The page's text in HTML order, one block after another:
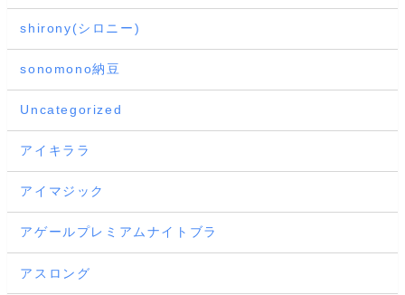
shirony(シロニー)
sonomono納豆
Uncategorized
アイキララ
アイマジック
アゲールプレミアムナイトブラ
アスロング